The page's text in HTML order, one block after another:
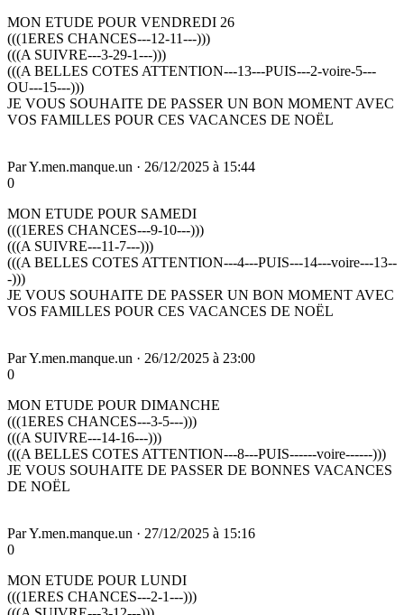
MON ETUDE POUR VENDREDI 26
(((1ERES CHANCES---12-11---)))
(((A SUIVRE---3-29-1---)))
(((A BELLES COTES ATTENTION---13---PUIS---2-voire-5---
OU---15---)))
JE VOUS SOUHAITE DE PASSER UN BON MOMENT AVEC
VOS FAMILLES POUR CES VACANCES DE NOËL
ParY.men.manque.un · 26/12/2025 à 15:44
0
MON ETUDE POUR SAMEDI
(((1ERES CHANCES---9-10---)))
(((A SUIVRE---11-7---)))
(((A BELLES COTES ATTENTION---4---PUIS---14---voire---13--
-)))
JE VOUS SOUHAITE DE PASSER UN BON MOMENT AVEC
VOS FAMILLES POUR CES VACANCES DE NOËL
ParY.men.manque.un · 26/12/2025 à 23:00
0
MON ETUDE POUR DIMANCHE
(((1ERES CHANCES---3-5---)))
(((A SUIVRE---14-16---)))
(((A BELLES COTES ATTENTION---8---PUIS------voire------)))
JE VOUS SOUHAITE DE PASSER DE BONNES VACANCES
DE NOËL
ParY.men.manque.un · 27/12/2025 à 15:16
0
MON ETUDE POUR LUNDI
(((1ERES CHANCES---2-1---)))